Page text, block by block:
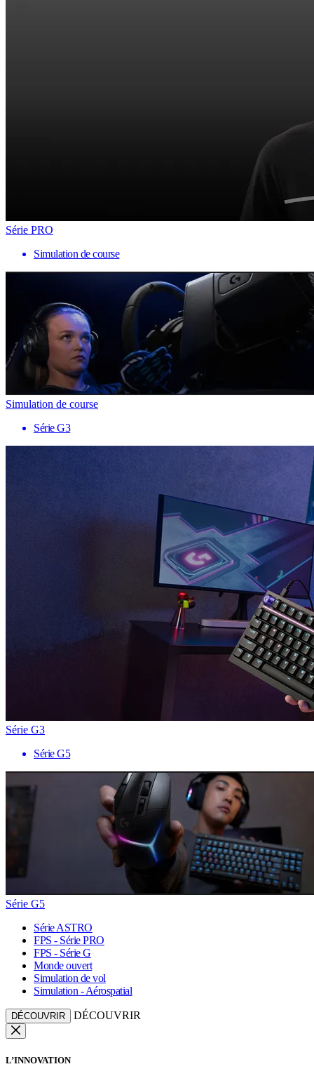
Série PRO
Simulation de course
Simulation de course
Série G3
Série G3
Série G5
Série G5
Série ASTRO
FPS - Série PRO
FPS - Série G
Monde ouvert
Simulation de vol
Simulation - Aérospatial
DÉCOUVRIR DÉCOUVRIR
L’INNOVATION